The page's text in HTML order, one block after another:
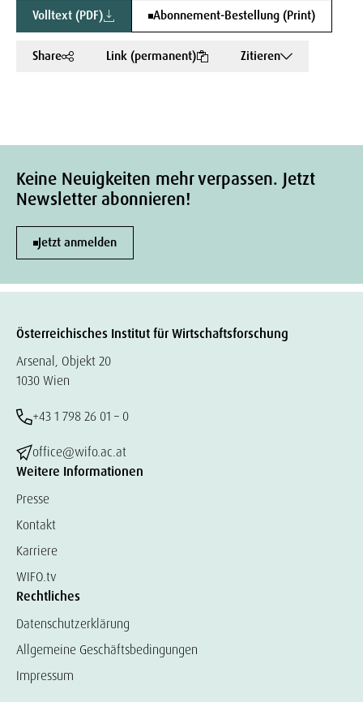
Volltext (PDF) Abonnement-Bestellung (Print)
Share Link (permanent) Zitieren
Keine Neuigkeiten mehr verpassen. Jetzt
Newsletter abonnieren!
Jetzt anmelden
Österreichisches Institut für Wirtschaftsforschung
Arsenal, Objekt 20
1030 Wien
+43 1 798 26 01 – 0
office@wifo.ac.at
Weitere Informationen
Presse
Kontakt
Karriere
WIFO.tv
Rechtliches
Datenschutzerklärung
Allgemeine Geschäftsbedingungen
Impressum